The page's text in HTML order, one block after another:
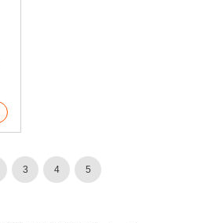
3 4 5